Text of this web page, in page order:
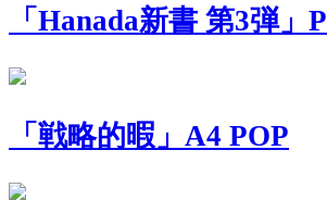
「Hanada新書 第3弾」
「戦略的暇」A4 POP